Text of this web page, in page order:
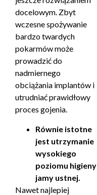
docelowym. Zbyt
wczesne spożywanie
bardzo twardych
pokarmów może
prowadzić do
nadmiernego
obciążania implantów i
utrudniać prawidłowy
proces gojenia.
Równie istotne
jest utrzymanie
wysokiego
poziomu higieny
jamy ustnej.
Nawet najlepiej